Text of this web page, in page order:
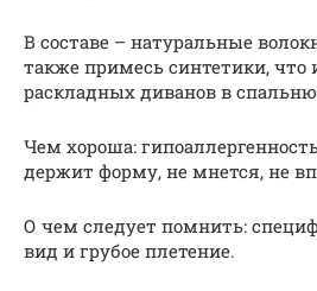
В составе – натуральные
также примесь синтетики, что
раскладных диванов в
Чем хороша:
держит форму, не мнется, не
О чем следует помнить:
вид и грубое плетение.